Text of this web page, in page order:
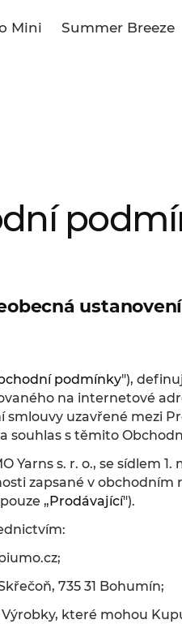
Mini Summer Breeze
ustanovení
podmínky"),
na internetové
smlouvy uzavřené mezi
souhlas s těmito
s. r. o., se sídlem 1.
zapsané v
„ Prodávající").
;
735 31 Bohumín;
které mohou